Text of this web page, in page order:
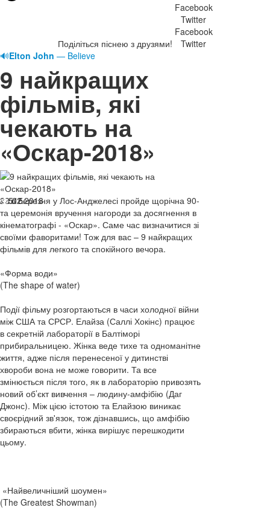
Поділіться піснею з друзями!
Facebook
Twitter
Facebook
Twitter
🔊Elton John — Believe
9 найкращих
фільмів, які
чекають на
«Оскар-2018»
23.02.2018
515
4-го березня у Лос-Анджелесі пройде щорічна 90-
та церемонія вручення нагороди за досягнення в
кінематографі - «Оскар». Саме час визначитися зі
своїми фаворитами! Тож для вас – 9 найкращих
фільмів для легкого та спокійного вечора.
«Форма води»
(The shape of water)
Події фільму розгортаються в часи холодної війни
між США та СРСР. Елайза (Саллі Хокінс) працює
в секретній лабораторії в Балтіморі
прибиральницею. Жінка веде тихе та одноманітне
життя, адже після перенесеної у дитинстві
хвороби вона не може говорити. Та все
змінюється після того, як в лабораторію привозять
новий об’єкт вивчення – людину-амфібію (Даг
Джонс). Між цією істотою та Елайзою виникає
своєрідний зв'язок, тож дізнавшись, що амфібію
збираються вбити, жінка вирішує перешкодити
цьому.
«Найвеличніший шоумен»
(The Greatest Showman)